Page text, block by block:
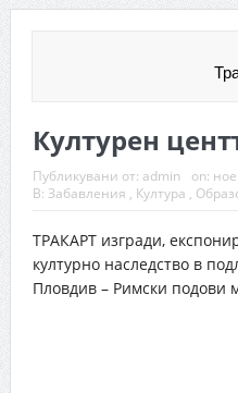
Културен
Публикувани от: admin on:
В: Забавления , Култура ,
ТРАКАРТ изгради,
културно наследство в
Пловдив – Римски подови